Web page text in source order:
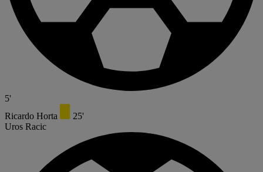
5'
Ricardo Horta
25'
Uros Racic